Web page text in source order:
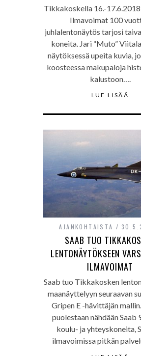
Tikkakoskella 16.-
Ilmavoimat 100
juhlalentonäytös tarjosi
koneita. Jari “Muto”
näytöksessä upeita kuvia,
koosteessa makupaloja
kalustoon….
LUE LISÄÄ
AJANKOHTAISTA
SAAB TUO
LENTONÄYTÖKSEEN
ILMAVOIMAT
Saab tuo Tikkakosken
maanäyttelyyn seuraavan
Gripen E -hävittäjän
puolestaan nähdään Saab
koulu- ja yhteyskoneita,
ilmavoimissa pitkän